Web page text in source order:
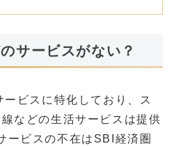
サービスがない？
ビスに特化しており、ス
などの生活サービスは提供
ービスの不在はSBI経済圏